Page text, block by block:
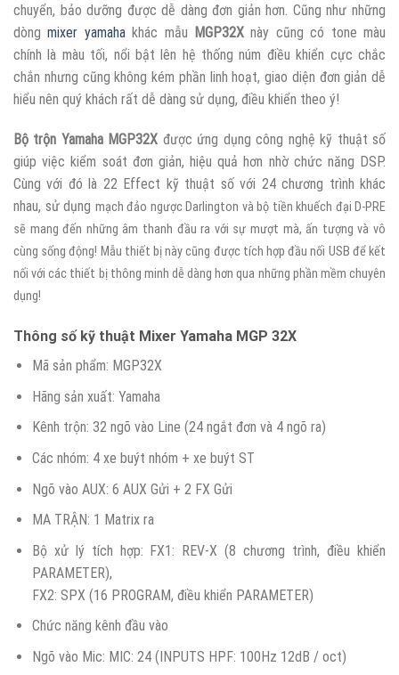
chuyển, bảo dưỡng được dễ dàng đơn giản hơn. Cũng như những
dòngmixer yamahakhác mẫu MGP32X này cũng có tone màu
chính là màu tối, nổi bật lên hệ thống núm điều khiển cực chắc
chắn nhưng cũng không kém phần linh hoạt, giao diện đơn giản dễ
hiểu nên quý khách rất dễ dàng sử dụng, điều khiển theo ý!
Bộ trộn Yamaha MGP32X được ứng dụng công nghệ kỹ thuật số
giúp việc kiểm soát đơn giản, hiệu quả hơn nhờ chức năng DSP.
Cùng với đó là 22 Effect kỹ thuật số với 24 chương trình khác
nhau, sử dụng mạch đảo ngược Darlington và bộ tiền khuếch đại D-PRE
sẽ mang đến những âm thanh đầu ra với sự mượt mà, ấn tượng và vô
cùng sống động! Mẫu thiết bị này cũng được tích hợp đầu nối USB để kết
nối với các thiết bị thông minh dễ dàng hơn qua những phần mềm chuyên
dụng!
Thông số kỹ thuật Mixer Yamaha MGP 32X
Mã sản phẩm: MGP32X
Hãng sản xuất: Yamaha
Kênh trộn: 32 ngõ vào Line (24 ngắt đơn và 4 ngõ ra)
Các nhóm: 4 xe buýt nhóm + xe buýt ST
Ngõ vào AUX: 6 AUX Gửi + 2 FX Gửi
MA TRẬN: 1 Matrix ra
Bộ xử lý tích hợp: FX1: REV-X (8 chương trình, điều khiển
PARAMETER),
FX2: SPX (16 PROGRAM, điều khiển PARAMETER)
Chức năng kênh đầu vào
Ngõ vào Mic: MIC: 24 (INPUTS HPF: 100Hz 12dB / oct)